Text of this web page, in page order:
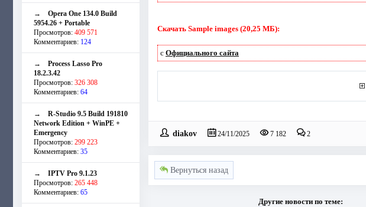
→ Opera One 134.0 Build
5954.26 + Portable
Просмотров: 409 571
Комментариев: 124
→ Process Lasso Pro
18.2.3.42
Просмотров: 326 308
Комментариев: 64
→ R-Studio 9.5 Build 191810
Network Edition + WinPE +
Emergency
Просмотров: 299 223
Комментариев: 35
→ IPTV Pro 9.1.23
Просмотров: 265 448
Комментариев: 65
Скачать Sample images (20,25 МБ):
с Официального сайта
diakov 24/11/2025 7 182 2
Вернуться назад
Другие новости по теме: